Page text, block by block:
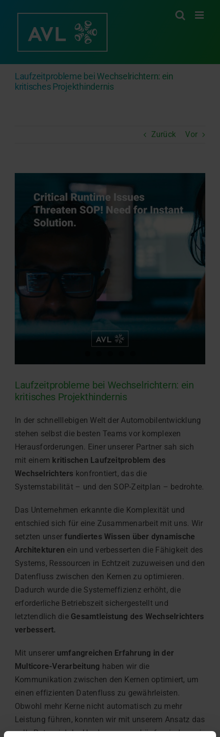
Laufzeitprobleme bei Wechselrichtern: ein
kritisches Projekthindernis
Zurück Vor
grösseres
Laufzeitprobleme bei Wechselrichtern: ein
kritisches Projekthindernis
In der schnelllebigen Welt der Automobilentwicklung
stehen selbst die besten Teams vor komplexen
Herausforderungen. Einer unserer Partner sah sich
mit einem kritischen Laufzeitproblem des
Wechselrichters konfrontiert, das die
Systemstabilität – und den SOP-Zeitplan – bedrohte.
Das Unternehmen erkannte die Komplexität und
entschied sich für eine Zusammenarbeit mit uns. Wir
setzten unserfundiertes Wissen über dynamische
Architekturen ein und verbesserten die Fähigkeit des
Systems, Ressourcen in Echtzeit zuzuweisen und den
Datenfluss zwischen den Kernen zu optimieren.
Dadurch wurde die Systemeffizienz erhöht, die
erforderliche Betriebszeit sichergestellt und
letztendlich die Gesamtleistung des Wechselrichters
verbessert.
Mit unserer umfangreichen Erfahrung in der
Multicore-Verarbeitung haben wir die
Kommunikation zwischen den Kernen optimiert, um
einen effizienten Datenfluss zu gewährleisten.
Obwohl mehr Kerne nicht automatisch zu mehr
Leistung führen, konnten wir mit unserem Ansatz das
volle Potenzial der Hardware ausschöpfen, indem wir